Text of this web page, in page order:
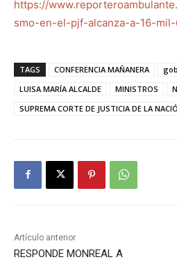
https://
smo-en-el-pjf-alcanza-a-16-
TAGS CONFERENCIA MAÑANERA
LUISA MARÍA ALCALDE
MINISTROS
SUPREMA CORTE DE JUSTICIA DE LA
Artículo anterior
RESPONDE MONREAL A